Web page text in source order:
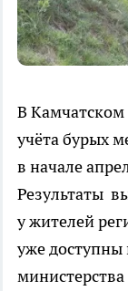
В Камчатском
учёта бурых
в начале
Результаты
у жителей
уже
министерства